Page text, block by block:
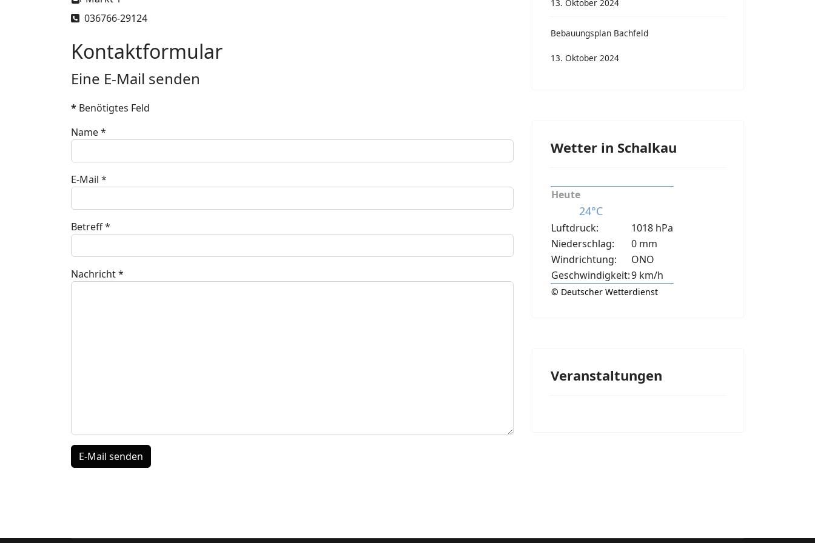
Telefon
036766-29124
Kontaktformular
Eine E-Mail senden
* Benötigtes Feld
Name*
E-Mail *
Betreff*
Nachricht*
E-Mail senden
13. Oktober 2024
Bebauungsplan Bachfeld
13. Oktober 2024
Wetter in Schalkau
Heute
24°C
Luftdruck:
1018 hPa
Niederschlag:
0 mm
Windrichtung:
ONO
Geschwindigkeit:9 km/h
© Deutscher Wetterdienst
Veranstaltungen